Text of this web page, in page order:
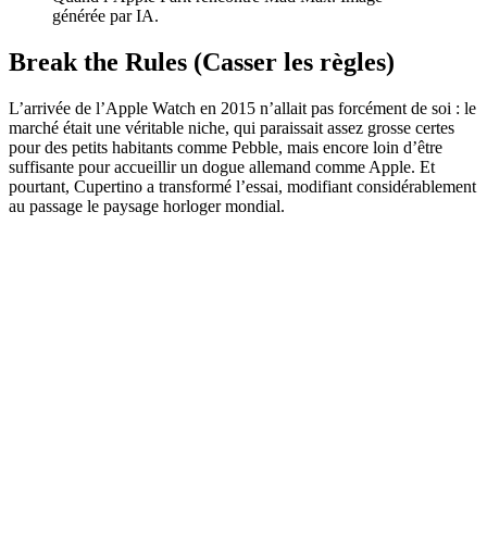
générée par IA.
Break the Rules (Casser les règles)
L’arrivée de l’Apple Watch en 2015 n’allait pas forcément de soi : le
marché était une véritable niche, qui paraissait assez grosse certes
pour des petits habitants comme Pebble, mais encore loin d’être
suffisante pour accueillir un dogue allemand comme Apple. Et
pourtant, Cupertino a transformé l’essai, modifiant considérablement
au passage le paysage horloger mondial.